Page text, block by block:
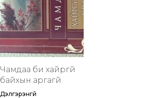
Чамдаа би хайргүй
байхын аргагүй
Дэлгэрэнгүй